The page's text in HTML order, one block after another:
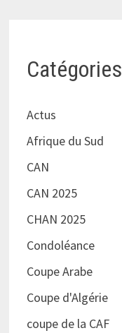
Catégories
Actus
Afrique du Sud
CAN
CAN 2025
CHAN 2025
Condoléance
Coupe Arabe
Coupe d'Algérie
coupe de la CAF